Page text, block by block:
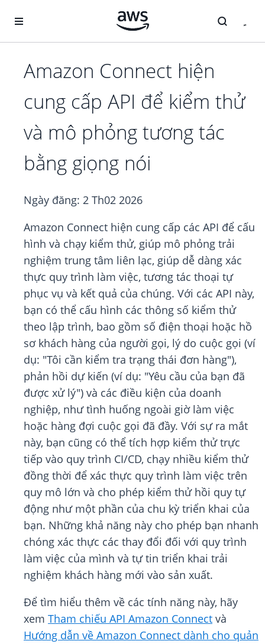
Amazon Connect hiện
cung cấp API để kiểm thử
và mô phỏng tương tác
bằng giọng nói
Ngày đăng: 2 Th02 2026
Amazon Connect hiện cung cấp các API để cấu
hình và chạy kiểm thử, giúp mô phỏng trải
nghiệm trung tâm liên lạc, giúp dễ dàng xác
thực quy trình làm việc, tương tác thoại tự
phục vụ và kết quả của chúng. Với các API này,
bạn có thể cấu hình các thông số kiểm thử
theo lập trình, bao gồm số điện thoại hoặc hồ
sơ khách hàng của người gọi, lý do cuộc gọi (ví
dụ: "Tôi cần kiểm tra trạng thái đơn hàng"),
phản hồi dự kiến (ví dụ: "Yêu cầu của bạn đã
được xử lý") và các điều kiện của doanh
nghiệp, như tình huống ngoài giờ làm việc
hoặc hàng đợi cuộc gọi đã đầy. Với sự ra mắt
này, bạn cũng có thể tích hợp kiểm thử trực
tiếp vào quy trình CI/CD, chạy nhiều kiểm thử
đồng thời để xác thực quy trình làm việc trên
quy mô lớn và cho phép kiểm thử hồi quy tự
động như một phần của chu kỳ triển khai của
bạn. Những khả năng này cho phép bạn nhanh
chóng xác thực các thay đổi đối với quy trình
làm việc của mình và tự tin triển khai trải
nghiệm khách hàng mới vào sản xuất.
Để tìm hiểu thêm về các tính năng này, hãy
xem Tham chiếu API Amazon Connect và
Hướng dẫn về Amazon Connect dành cho quản